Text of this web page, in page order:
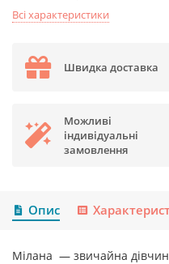
Всі характеристики
Швидка доставка
Можливі
індивідуальні
замовлення
Опис
Мілана — звичайна